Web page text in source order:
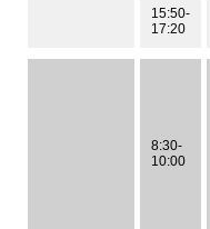
15:50-
17:20
8:30-
10:00